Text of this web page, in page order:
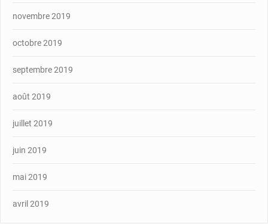
novembre 2019
octobre 2019
septembre 2019
août 2019
juillet 2019
juin 2019
mai 2019
avril 2019